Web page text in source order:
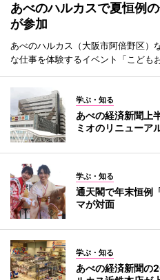
あべのハルカスで夏恒例
が参加
あべのハルカス（大阪市阿倍野区）
な仕事を体験するイベント「こども
学ぶ・知る
あべの経済新聞上
ミオのリニューア
学ぶ・知る
通天閣で年末恒例
マが対面
学ぶ・知る
あべの経済新聞